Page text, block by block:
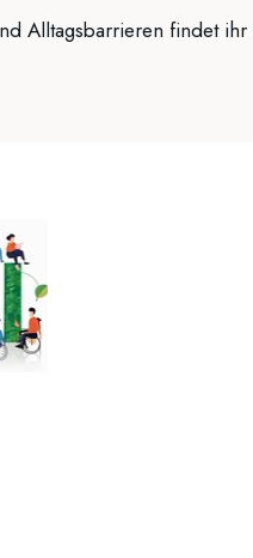
Alltagsbarrieren findet ihr